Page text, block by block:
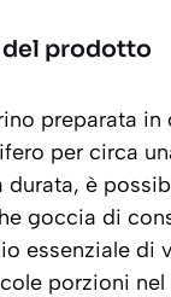
del prodotto
preparata in
per circa
durata, è
goccia di
essenziale di
porzioni nel